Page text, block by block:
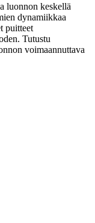
luonnon keskellä
dynamiikkaa
puitteet
Tutustu
voimaannuttava